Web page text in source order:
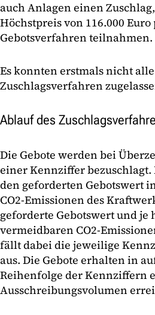
auch Anlagen einen
Höchstpreis von 116.000
Gebotsverfahren teilnahmen.
Es konnten erstmals nicht
Zuschlagsverfahren
Ablauf des
Die Gebote werden bei
einer Kennziffer
den geforderten Gebotswert
CO2-Emissionen des
geforderte Gebotswert und je
vermeidbaren CO2-
fällt dabei die jeweilige
aus. Die Gebote erhalten in
Reihenfolge der Kennziffern
Ausschreibungsvolumen